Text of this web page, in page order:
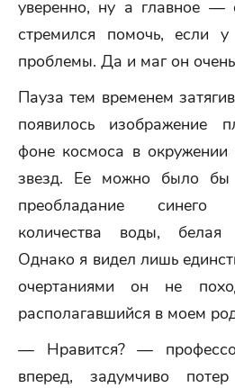
уверенно, ну а главное —
стремился помочь, если у
проблемы. Да и маг он
Пауза тем временем
появилось изображение
фоне космоса в окружении
звезд. Ее можно было бы
преобладание
количества воды,
Однако я видел лишь
очертаниями он не
располагавшийся в моем
— Нравится? —
вперед, задумчиво